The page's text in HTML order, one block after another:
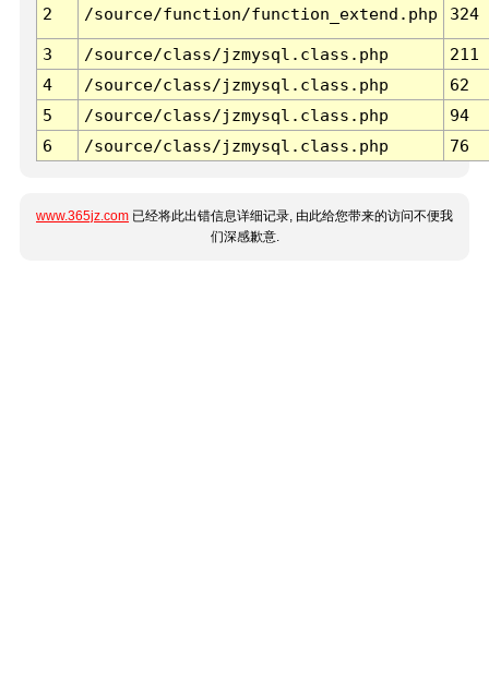
2 /source/function/function_extend.php 324
3 /source/class/jzmysql.class.php
211
4
/source/class/jzmysql.class.php
62
5
/source/class/jzmysql.class.php
94
6
/source/class/jzmysql.class.php 76
www.365jz.com 已经将此出错信息详细记录, 由此给您带来的访问不便我
们深感歉意.